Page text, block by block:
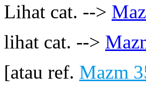
Lihat cat. -->
lihat cat. -->
[atau ref. Mazm